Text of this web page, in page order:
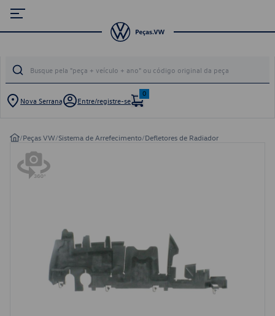
Nova Serrana Entre/registre-se
0
/Peças VW/Sistema de Arrefecimento/Defletores de Radiador